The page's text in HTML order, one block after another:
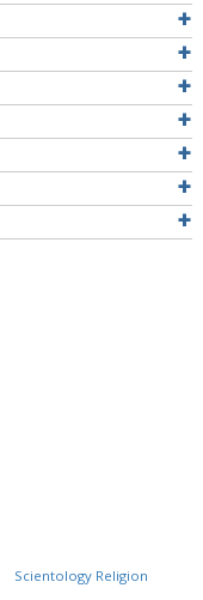
Scientology Religion